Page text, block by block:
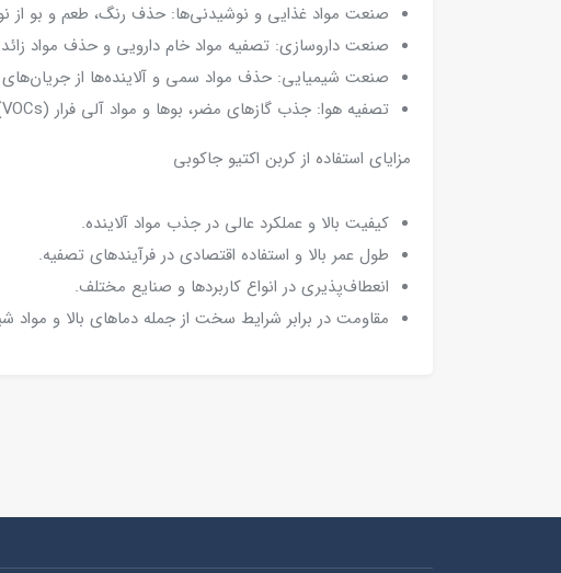
صنعت مواد غذایی و نوشیدنی‌ها: حذف رنگ، طعم و بو از
صنعت داروسازی: تصفیه مواد خام دارویی و حذف مواد زائد
صنعت شیمیایی: حذف مواد سمی و آلاینده‌ها از
تصفیه هوا: جذب گازهای مضر، بوها و مواد آلی فرار (VOCs) از محیط‌های صنعتی و تجاری.
مزایای استفاده از کربن اکتیو جاکوبی
کیفیت بالا و عملکرد عالی در جذب مواد آلاینده.
طول عمر بالا و استفاده اقتصادی در فرآیندهای تصفیه.
انعطاف‌پذیری در انواع کاربردها و صنایع مختلف.
مقاومت در برابر شرایط سخت از جمله دماهای بالا و مواد